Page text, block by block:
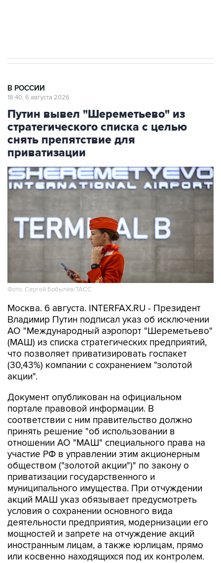
В РОССИИ
18:40, 6 августа 2026
Путин вывел "Шереметьево" из
стратегического списка с целью
снять препятствие для
приватизации
Фото: Сергей Бобылев/ТАСС
Москва. 6 августа. INTERFAX.RU - Президент
Владимир Путин подписал указ об исключении
АО "Международный аэропорт "Шереметьево"
(МАШ) из списка стратегических предприятий,
что позволяет приватизировать госпакет
(30,43%) компании с сохранением "золотой
акции".
Документ опубликован на официальном
портале правовой информации. В
соответствии с ним правительство должно
принять решение "об использовании в
отношении АО "МАШ" специального права на
участие РФ в управлении этим акционерным
обществом ("золотой акции")" по закону о
приватизации государственного и
муниципального имущества. При отчуждении
акций МАШ указ обязывает предусмотреть
условия о сохранении основного вида
деятельности предприятия, модернизации его
мощностей и запрете на отчуждение акций
иностранным лицам, а также юрлицам, прямо
или косвенно находящихся под их контролем.